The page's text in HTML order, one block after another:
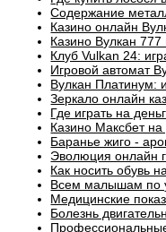
Содержание
Казино онлайн
Казино Вулкан 777
Клуб Vulkan 24:
Игровой автомат
Вулкан Платинум:
Зеркало онлайн
Где играть на
Казино Максбет на
Баранье жиго -
Эволюция онлайн
Как носить обувь
Всем малышам по
Медицинские
Болезнь